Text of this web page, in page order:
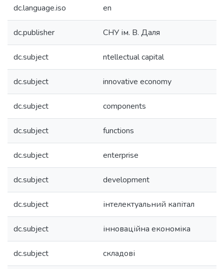
dc.language.iso en
dc.publisher СНУ ім. В. Даля
dc.subject ntellectual capital
dc.subject innovative economy
dc.subject components
dc.subject functions
dc.subject enterprise
dc.subject development
dc.subject інтелектуальний капітал
dc.subject інноваційна економіка
dc.subject складові